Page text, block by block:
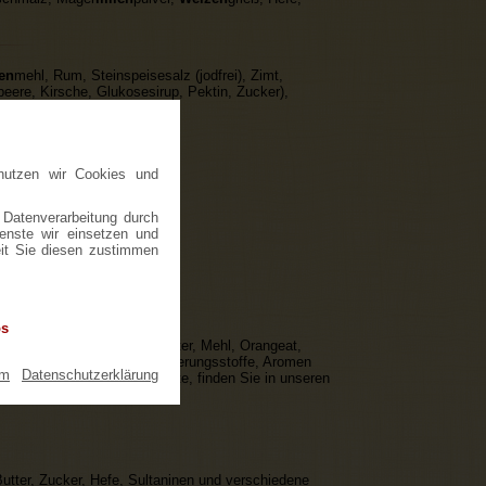
wir Cookies und
durch
wir einsetzen und
Sie diesen zustimmen
Datenschutzerklärung
mehl, Rum, Steinspeisesalz (jodfrei), Zimt,
Kirsche, Glukosesirup, Pektin, Zucker),
enthalten, darunter Butter, Mehl, Orangeat,
beachten, dass Konservierungsstoffe, Aromen
selbst backen möchte, finden Sie in unseren
Zucker, Hefe, Sultaninen und verschiedene